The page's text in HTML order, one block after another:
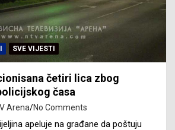
SVE VIJESTI
četiri lica zbog
časa
Arena No Comments
apeluje na građane da poštuju